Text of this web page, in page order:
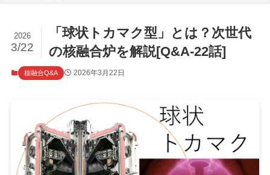
「球状トカマク型」とは？次世代
の核融合炉を解説[Q&A-22話]
2026
3/22
核融合Q&A 2026年3月22日